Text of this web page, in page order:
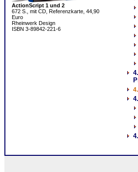
ActionScript 1 und 2
672 S., mit CD, Referenzkarte, 44,90
Euro
Rheinwerk Design
ISBN 3-89842-221-6